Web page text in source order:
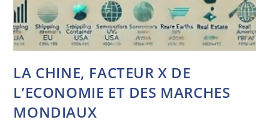
LA CHINE, FACTEUR X DE
L’ECONOMIE ET DES MARCHES
MONDIAUX